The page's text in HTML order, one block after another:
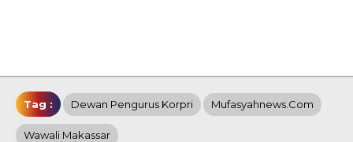
Tag : Dewan Pengurus Korpri Mufasyahnews.com
Wawali Makassar